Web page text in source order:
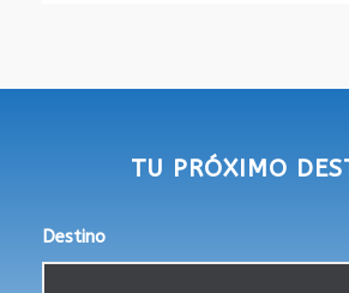
TU PRÓXIMO
Destino